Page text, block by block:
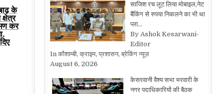
के
कर
साजिश रच लूट लिया मोबाइल,नेट
बैंकिंग से रुपया निकलने का भी था
प्ला…
By Ashok Kesarwani-
Editor
In कौशाम्बी, क्राइम, प्रशासन, ब्रेकिंग न्यूज़
August 6, 2026
केसरवानी वैश्य सभा भरवारी के
नगर पदाधिकारियों की बैठक